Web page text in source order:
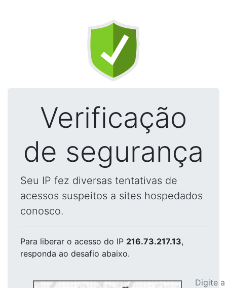
Verificação
de segurança
Seu IP fez diversas tentativas de
acessos suspeitos a sites hospedados
conosco.
Para liberar o acesso do IP 216.73.217.13,
responda ao desafio abaixo.
Digite